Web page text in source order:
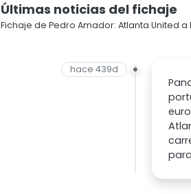
Últimas noticias del fichaje
Fichaje de Pedro Amador: Atlanta United a
hace 439d